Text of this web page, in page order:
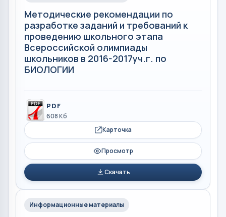
Методические рекомендации по
разработке заданий и требований к
проведению школьного этапа
Всероссийской олимпиады
школьников в 2016-2017уч.г. по
БИОЛОГИИ
PDF
608 Кб
Карточка
Просмотр
Скачать
Информационные материалы